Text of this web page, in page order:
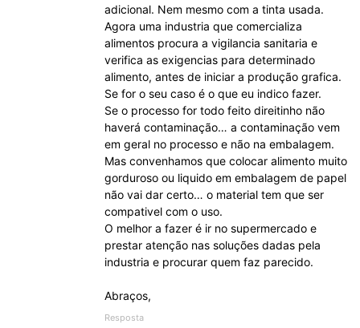
adicional. Nem mesmo com a tinta usada.
Agora uma industria que comercializa
alimentos procura a vigilancia sanitaria e
verifica as exigencias para determinado
alimento, antes de iniciar a produção grafica.
Se for o seu caso é o que eu indico fazer.
Se o processo for todo feito direitinho não
haverá contaminação… a contaminação vem
em geral no processo e não na embalagem.
Mas convenhamos que colocar alimento muito
gorduroso ou liquido em embalagem de papel
não vai dar certo… o material tem que ser
compativel com o uso.
O melhor a fazer é ir no supermercado e
prestar atenção nas soluções dadas pela
industria e procurar quem faz parecido.
Abraços,
Resposta